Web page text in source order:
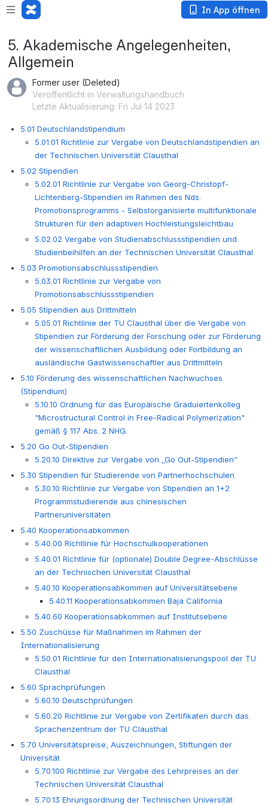
In App öffnen
5. Akademische Angelegenheiten,
Allgemein
Former user (Deleted)
Veröffentlicht in Verwaltungshandbuch
Letzte Aktualisierung: Fri Jul 14 2023
5.01 Deutschlandstipendium
5.01.01 Richtlinie zur Vergabe von Deutschlandstipendien an
der Technischen Universität Clausthal
5.02 Stipendien
5.02.01 Richtlinie zur Vergabe von Georg-Christopf-
Lichtenberg-Stipendien im Rahmen des Nds.
Promotionsprogramms - Selbstorganisierte multifunktionale
Strukturen für den adaptiven Hochleistungsleichtbau
5.02.02 Vergabe von Studienabschlussstipendien und
Studienbeihilfen an der Technischen Universität Clausthal
5.03 Promotionsabschlussstipendien
5.03.01 Richtlinie zur Vergabe von
Promotionsabschlussstipendien
5.05 Stipendien aus Drittmitteln
5.05.01 Richtlinie der TU Clausthal über die Vergabe von
Stipendien zur Förderung der Forschung oder zur Förderung
der wissenschaftlichen Ausbildung oder Fortbildung an
ausländische Gastwissenschaftler aus Drittmitteln
5.10 Förderung des wissenschaftlichen Nachwuchses
(Stipendium)
5.10.10 Ordnung für das Europäische Graduiertenkolleg
"Microstructural Control in Free-Radical Polymerization"
gemäß § 117 Abs. 2 NHG.
5.20 Go Out-Stipendien
5.20.10 Direktive zur Vergabe von „Go Out-Stipendien“
5.30 Stipendien für Studierende von Partnerhochschulen
5.30.10 Richtlinie zur Vergabe von Stipendien an 1+2
Programmstudierende aus chinesischen
Partneruniversitäten
5.40 Kooperationsabkommen
5.40.00 Richtlinie für Hochschulkooperationen
5.40.01 Richtlinie für (optionale) Double Degree-Abschlüsse
an der Technischen Universität Clausthal
5.40.10 Kooperationsabkommen auf Universitätsebene
5.40.11 Kooperationsabkommen Baja California
5.40.60 Kooperationsabkommen auf Institutsebene
5.50 Zuschüsse für Maßnahmen im Rahmen der
Internationalisierung
5.50.01 Richtlinie für den Internationalisierungspool der TU
Clausthal
5.60 Sprachprüfungen
5.60.10 Deutschprüfungen
5.60.20 Richtlinie zur Vergabe von Zertifikaten durch das
Sprachenzentrum der TU Clausthal
5.70 Universitätspreise, Auszeichnungen, Stiftungen der
Universität
5.70.100 Richtlinie zur Vergabe des Lehrpreises an der
Technischen Universität Clausthal
5.70.13 Ehrungsordnung der Technischen Universität